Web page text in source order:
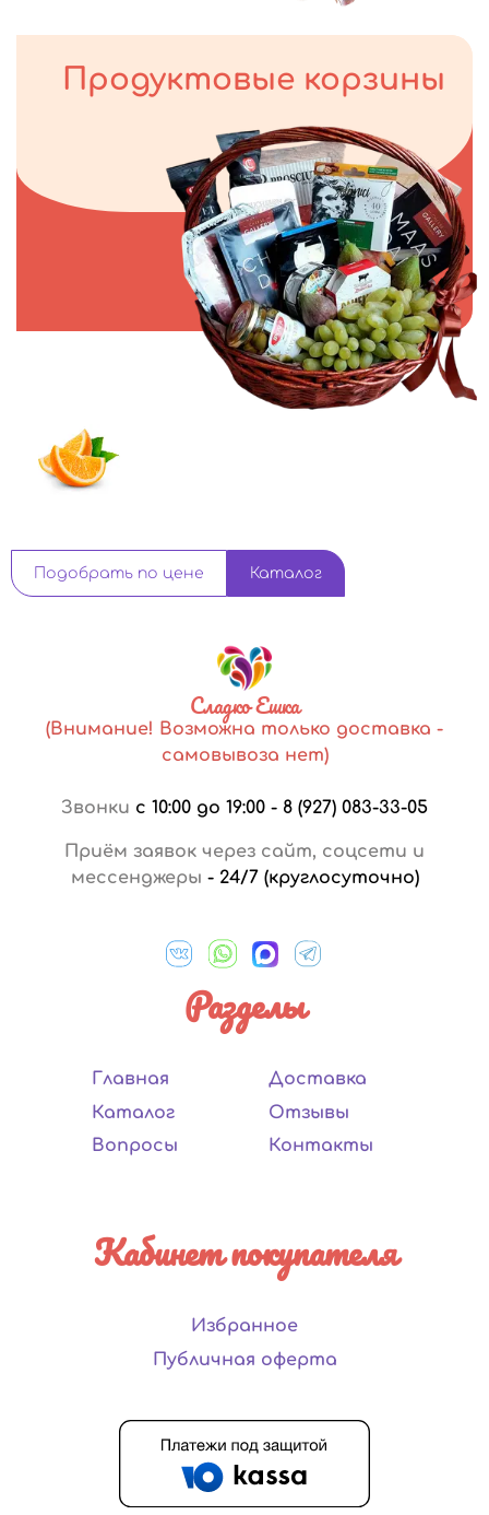
Продуктовые корзины
Подобрать по цене Каталог
Сладко Ешка
(Внимание! Возможна только доставка -
самовывоза нет)
Звонки с 10:00 до 19:00 - 8 (927) 083-33-05
Приём заявок через сайт, соцсети и
мессенджеры - 24/7 (круглосуточно)
Разделы
Главная
Каталог
Вопросы
Доставка
Отзывы
Контакты
Кабинет покупателя
Избранное
Публичная оферта